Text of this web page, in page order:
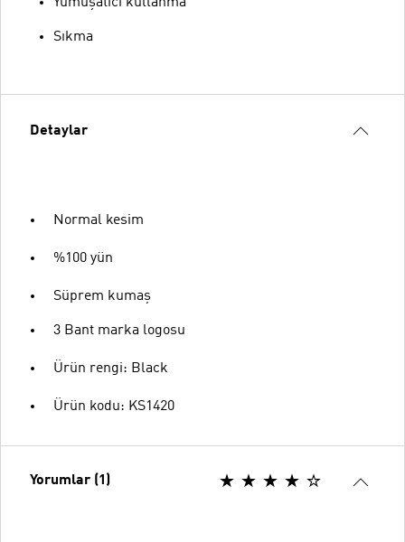
Sıkma
Detaylar
Normal kesim
%100 yün
Süprem kumaş
3 Bant marka logosu
Ürün rengi: Black
Ürün kodu: KS1420
Yorumlar (1)